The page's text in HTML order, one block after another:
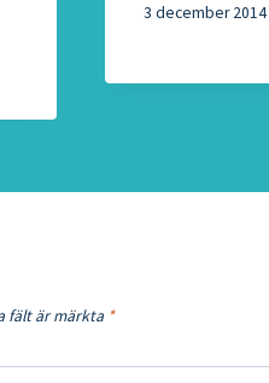
3 december 2014
fält är märkta *